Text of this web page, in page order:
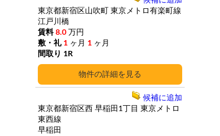
詳細
東京都新宿区山吹町 東京メトロ有楽町線
江戸川橋
8.0 万円
1 ヶ月 1 ヶ月
1R
東京都新宿区西 早稲田1丁目 東京メトロ
東西線
早稲田
候補に追加